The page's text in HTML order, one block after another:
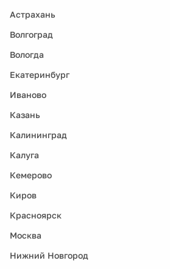
Астрахань
Волгоград
Вологда
Екатеринбург
Иваново
Казань
Калининград
Калуга
Кемерово
Киров
Красноярск
Москва
Нижний Новгород